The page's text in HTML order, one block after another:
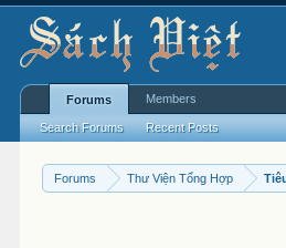
Forums Thư Viện Tổng Hợp
Forums
Search Forums Recent Posts
Members